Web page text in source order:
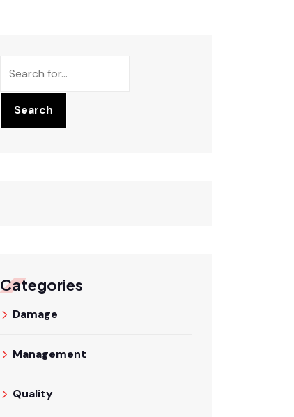
Search
Categories
Damage
Management
Quality